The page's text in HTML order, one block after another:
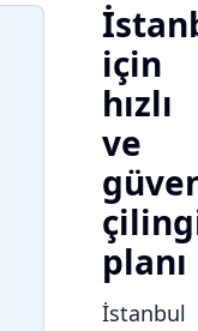
için
hızlı
ve
planı
İstanbul